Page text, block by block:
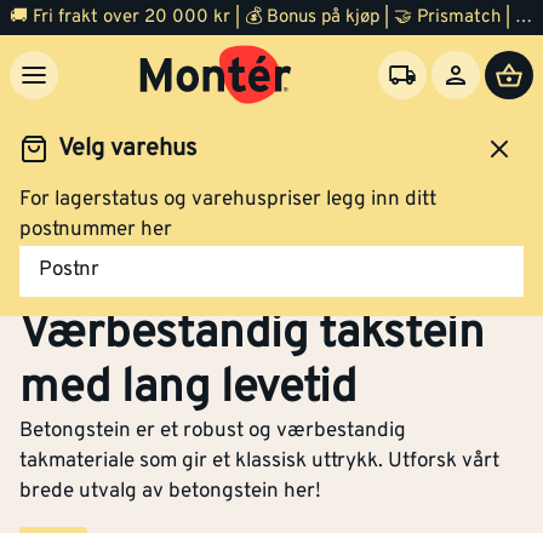
🚚 Fri frakt over 20 000 kr | 💰 Bonus på kjøp | 🤝 Prismatch | ⭐ 100% fornøyd garanti | 🏪 140 byggevarehus
Velg varehus
For lagerstatus og varehuspriser legg inn ditt
postnummer her
Postnr
Tak og pipe Takstein
Betongstein –
Værbestandig takstein
med lang levetid
Betongstein er et robust og værbestandig
takmateriale som gir et klassisk uttrykk. Utforsk vårt
brede utvalg av betongstein her!